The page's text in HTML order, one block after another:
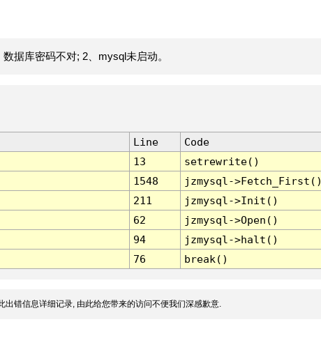
据库密码不对; 2、mysql未启动。
Line
Code
13
setrewrite()
1548
jzmysql-
211
jzmysql->Init()
62
jzmysql->Open()
94
jzmysql->halt()
76 break()
出错信息详细记录, 由此给您带来的访问不便我们深感歉意.